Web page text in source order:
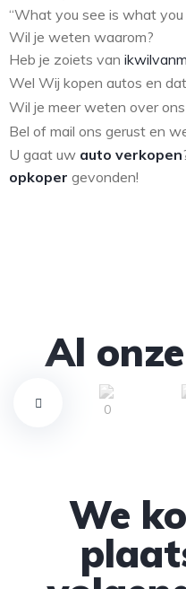
“What you see is what
Wil je weten waarom?
Heb je zoiets van
Wel Wij kopen autos en
Wil je meer weten over
Bel of mail ons gerust en
U gaat uw auto verkopen
opkoper gevonden!
Al
We